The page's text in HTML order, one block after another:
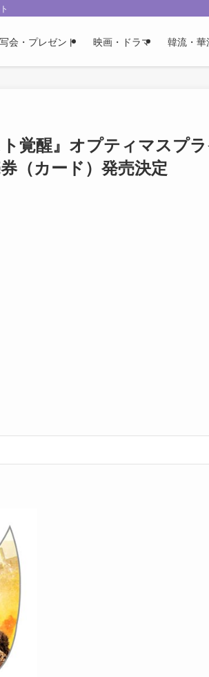
会・プレゼント 映画・ドラマ 韓流・華
覚醒』オプティマスプ
（カード）発売決定